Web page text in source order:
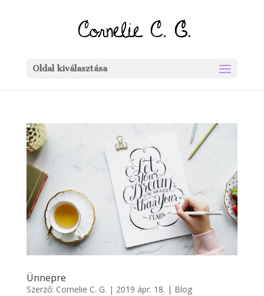
Oldal kiválasztása
Ünnepre
Szerző: Cornelie C. G. | 2019 ápr. 18. | Blog